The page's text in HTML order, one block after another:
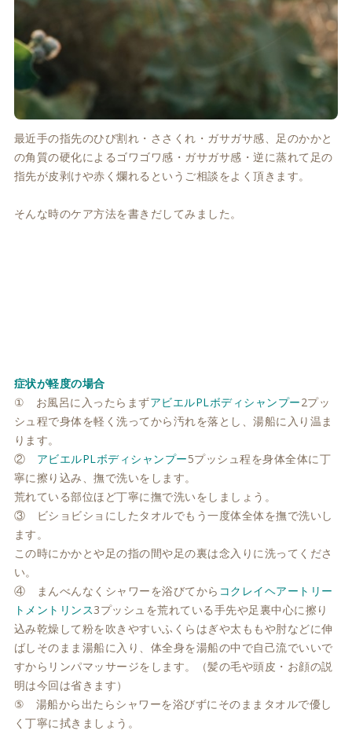
最近手の指先のひび割れ・ささくれ・ガサガサ感、足のかかと
の角質の硬化によるゴワゴワ感・ガサガサ感・逆に蒸れて足の
指先が皮剥けや赤く爛れるというご相談をよく頂きます。
そんな時のケア方法を書きだしてみました。
症状が軽度の場合
① お風呂に入ったらまずアビエルPLボディシャンプー2プッ
シュ程で身体を軽く洗ってから汚れを落とし、湯船に入り温ま
ります。
② アビエルPLボディシャンプー5プッシュ程を身体全体に丁
寧に擦り込み、撫で洗いをします。
荒れている部位ほど丁寧に撫で洗いをしましょう。
③ ビショビショにしたタオルでもう一度体全体を撫で洗いし
ます。
この時にかかとや足の指の間や足の裏は念入りに洗ってくださ
い。
④ まんべんなくシャワーを浴びてから コクレイヘアートリー
トメントリンス3プッシュを荒れている手先や足裏中心に擦り
込み乾燥して粉を吹きやすいふくらはぎや太ももや肘などに伸
ばしそのまま湯船に入り、体全身を湯船の中で自己流でいいで
すからリンパマッサージをします。（髪の毛や頭皮・お顔の説
明は今回は省きます）
⑤ 湯船から出たらシャワーを浴びずにそのままタオルで優し
く丁寧に拭きましょう。